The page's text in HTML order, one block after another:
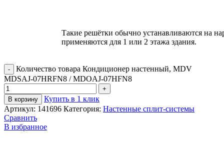
Такие решётки обычно устанавливаются на
применяются для 1 или 2 этажа здания.
Количество товара Кондиционер настенный, MDV
MDSAJ-07HRFN8 / MDOAJ-07HFN8
В корзину
Купить в 1 клик
Артикул: 141696 Категория: Настенные сплит-системы
Сравнить
В избранное